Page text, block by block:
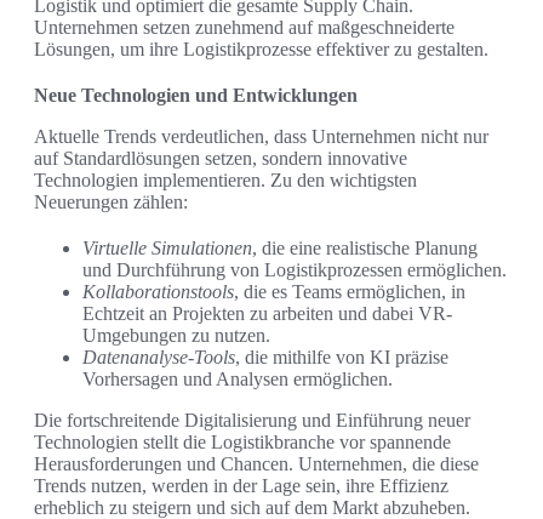
Logistik und optimiert die gesamte Supply Chain.
Unternehmen setzen zunehmend auf maßgeschneiderte
Lösungen, um ihre Logistikprozesse effektiver zu gestalten.
Neue Technologien und Entwicklungen
Aktuelle Trends verdeutlichen, dass Unternehmen nicht nur
auf Standardlösungen setzen, sondern innovative
Technologien implementieren. Zu den wichtigsten
Neuerungen zählen:
Virtuelle Simulationen, die eine realistische Planung
und Durchführung von Logistikprozessen ermöglichen.
Kollaborationstools, die es Teams ermöglichen, in
Echtzeit an Projekten zu arbeiten und dabei VR-
Umgebungen zu nutzen.
Datenanalyse-Tools, die mithilfe von KI präzise
Vorhersagen und Analysen ermöglichen.
Die fortschreitende Digitalisierung und Einführung neuer
Technologien stellt die Logistikbranche vor spannende
Herausforderungen und Chancen. Unternehmen, die diese
Trends nutzen, werden in der Lage sein, ihre Effizienz
erheblich zu steigern und sich auf dem Markt abzuheben.